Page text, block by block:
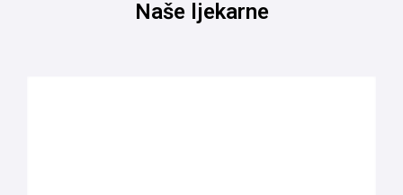
Naše ljekarne